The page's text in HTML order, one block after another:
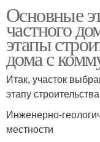
Основные
частного
этапы
дома с
Итак, участок
этапу
Инженерно-
местности